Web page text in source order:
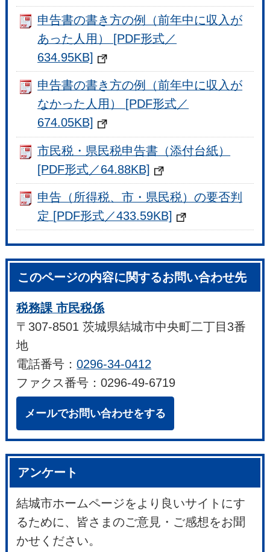
申告書の書き方の例（前年中に収入が
あった人用） [PDF形式／
634.95KB]
申告書の書き方の例（前年中に収入が
なかった人用） [PDF形式／
674.05KB]
市民税・県民税申告書（添付台紙）
[PDF形式／64.88KB]
申告（所得税、市・県民税）の要否判
定 [PDF形式／433.59KB]
このページの内容に関するお問い合わせ先
税務課 市民税係
〒307-8501 茨城県結城市中央町二丁目3番
地
電話番号：0296-34-0412
ファクス番号：0296-49-6719
メールでお問い合わせをする
アンケート
結城市ホームページをより良いサイトにす
るために、皆さまのご意見・ご感想をお聞
かせください。